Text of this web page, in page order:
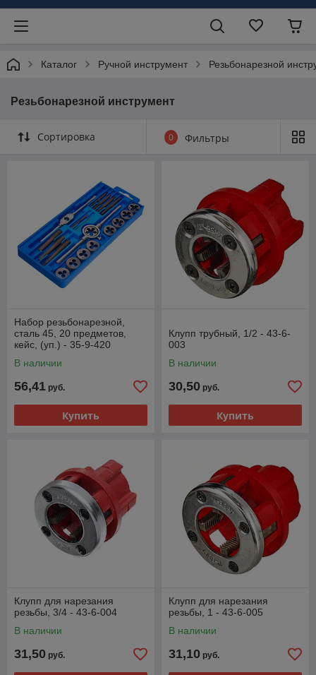
Каталог Ручной инструмент Резьбонарезной
Резьбонарезной инструмент
Сортировка 0 Фильтры
Набор резьбонарезной,
сталь 45, 20 предметов,
кейс, (уп.) - 35-9-420
В наличии
56,41 руб.
Купить
Клупп трубный, 1/2 - 43-6-
003
В наличии
30,50 руб.
Купить
Клупп для нарезания
резьбы, 3/4 - 43-6-004
В наличии
31,50 руб.
Клупп для нарезания
резьбы, 1 - 43-6-005
В наличии
31,10 руб.